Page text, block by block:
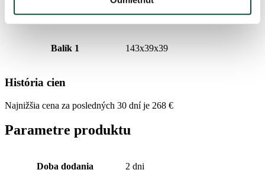
Stojan (je súčasťou balenia) Kovový
Balík 1 143x39x39
História cien
Najnižšia cena za posledných 30 dní je 268 €
Parametre produktu
Doba dodania 2 dni